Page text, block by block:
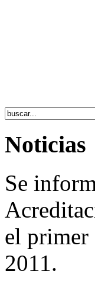
Noticias
Se
el primer
2011.